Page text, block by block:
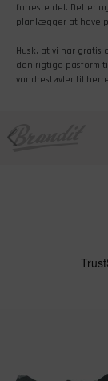
forreste del. Det er
planlægger at have
Husk, at vi har gratis
den rigtige pasform
vandrestøvler til